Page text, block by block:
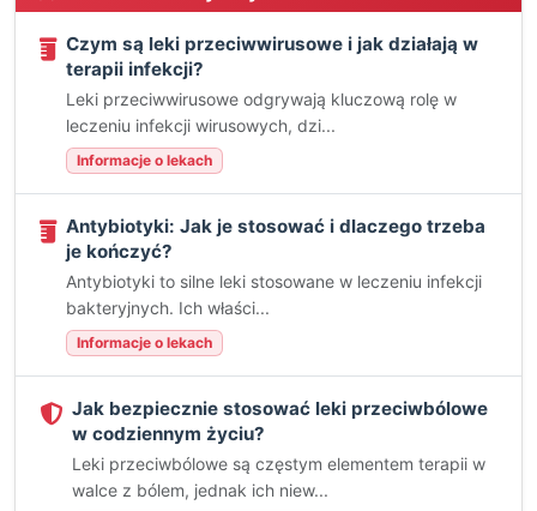
Czym są leki przeciwwirusowe i jak działają w
terapii infekcji?
Leki przeciwwirusowe odgrywają kluczową rolę w
leczeniu infekcji wirusowych, dzi...
Informacje o lekach
Antybiotyki: Jak je stosować i dlaczego trzeba
je kończyć?
Antybiotyki to silne leki stosowane w leczeniu infekcji
bakteryjnych. Ich właści...
Informacje o lekach
Jak bezpiecznie stosować leki przeciwbólowe
w codziennym życiu?
Leki przeciwbólowe są częstym elementem terapii w
walce z bólem, jednak ich niew...